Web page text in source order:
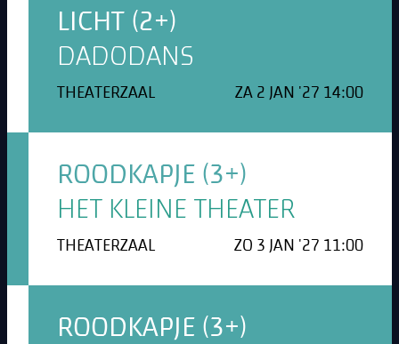
LICHT (2+)
DADODANS
THEATERZAAL ZA 2 JAN '27 14:00
ROODKAPJE (3+)
HET KLEINE THEATER
THEATERZAAL ZO 3 JAN '27 11:00
ROODKAPJE (3+)